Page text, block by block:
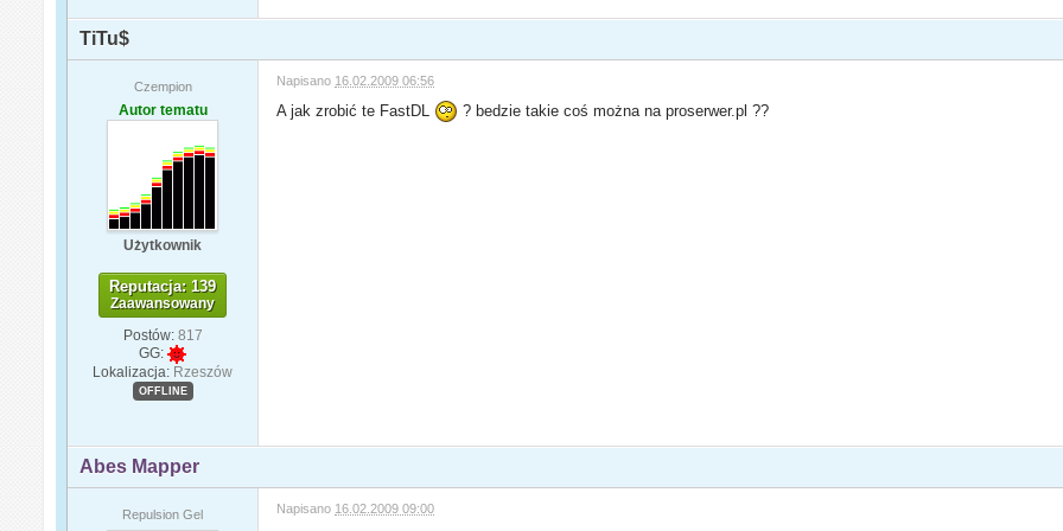
TiTu$
Czempion
Autor tematu
Użytkownik
Reputacja: 139
Zaawansowany
Postów: 817
GG:
Lokalizacja: Rzeszów
OFFLINE
Napisano 16.02.2009 06:56
A jak zrobić te FastDL ? bedzie takie coś można na proserwer.pl ??
Abes Mapper
Repulsion Gel Napisano 16.02.2009 09:00